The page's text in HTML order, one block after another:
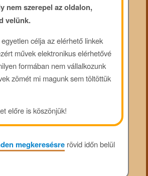
nem szerepel az oldalon,
velünk.
célja az elérhető linkek
művek elektronikus elérhetővé
formában nem vállalkozunk
zömét mi magunk sem töltöttük
előre is köszönjük!
megkeresésrerövid időn belül